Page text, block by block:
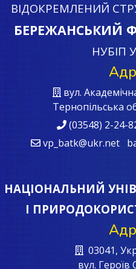
ВІДОКРЕМЛЕНИЙ
БЕРЕЖАНСЬКИЙ
НУБІП
вул.
Тернопільська
(03548) 2-24-
vp_batk@ukr.net
НАЦІОНАЛЬНИЙ
І
03041,
вул. Героїв